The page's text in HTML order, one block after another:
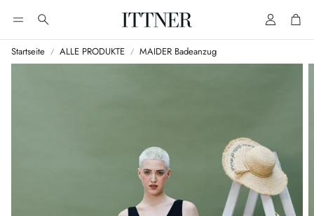
Suche AccountCart
Startseite ALLE PRODUKTE MAIDER Badeanzug